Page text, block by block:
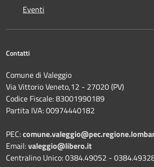
Eventi
Contatti
Comune di Valeggio
Via Vittorio Veneto,12 - 27020 (PV)
Codice Fiscale: 83001990189
Partita IVA: 00974440182
PEC:
Email:valeggio@libero.it
Centralino Unico: 0384.49052 -